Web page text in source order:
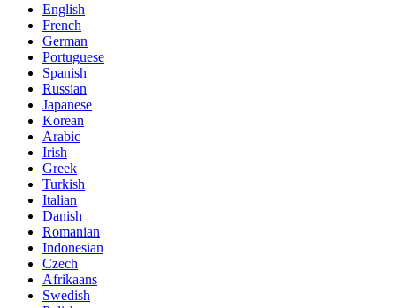
English
French
German
Portuguese
Spanish
Russian
Japanese
Korean
Arabic
Irish
Greek
Turkish
Italian
Danish
Romanian
Indonesian
Czech
Afrikaans
Swedish